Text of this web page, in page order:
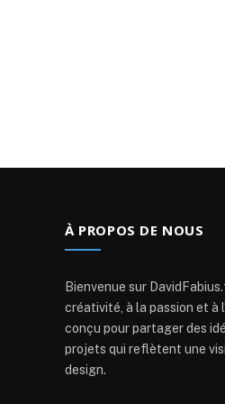
À PROPOS DE NOUS
Bienvenue sur
créativité, à la passion et à
conçu pour partager des
projets qui reflètent une
design.